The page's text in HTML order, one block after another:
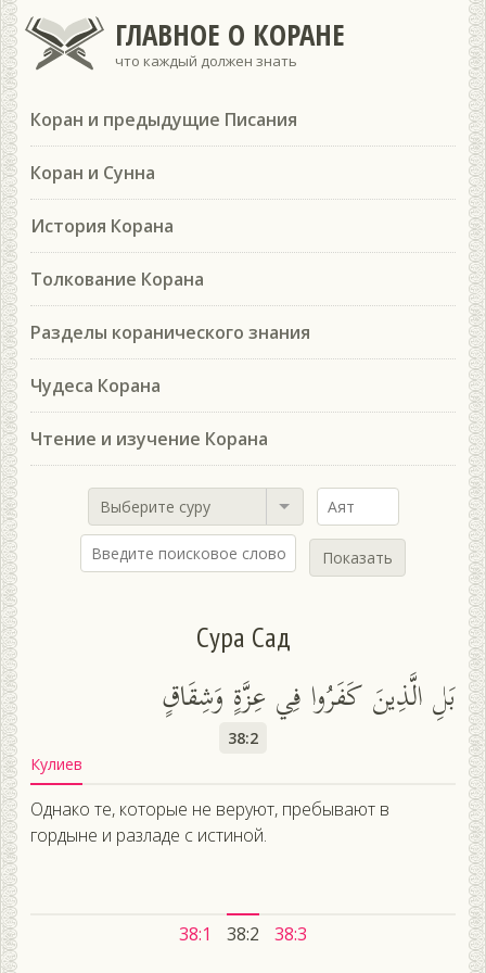
ГЛАВНОЕ О КОРАНЕ
что каждый должен знать
Коран и предыдущие Писания
Коран и Сунна
История Корана
Толкование Корана
Разделы коранического знания
Чудеса Корана
Чтение и изучение Корана
Выберите суру
Показать
Сура Сад
بَلِ الَّذِينَ كَفَرُوا فِي عِزَّةٍ وَشِقَاقٍ
38:2
Кулиев
Однако те, которые не веруют, пребывают в
гордыне и разладе с истиной.
38:1 38:2 38:3